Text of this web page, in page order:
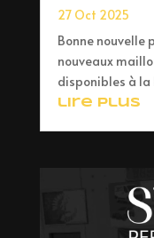
27 Oct 2025
Bonne nouvelle
nouveaux
disponibles à
lire plus